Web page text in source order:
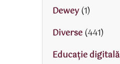
Dewey(1)
Diverse(441)
Educaţie digitală